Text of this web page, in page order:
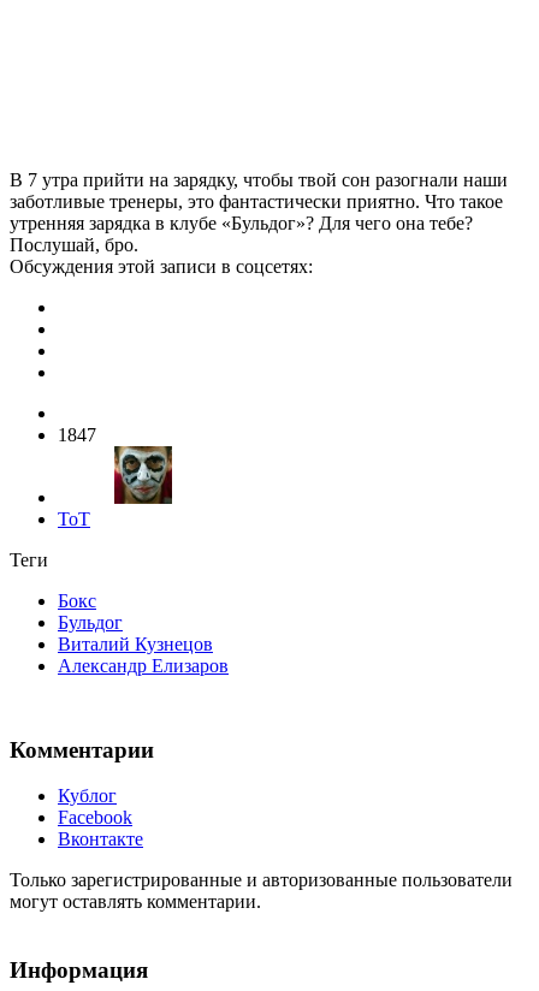
В 7 утра прийти на зарядку, чтобы твой сон разогнали наши
заботливые тренеры, это фантастически приятно. Что такое
утренняя зарядка в клубе «Бульдог»? Для чего она тебе?
Послушай, бро.
Обсуждения этой записи в соцсетях:
1847
ToT
Теги
Бокс
Бульдог
Виталий Кузнецов
Александр Елизаров
Комментарии
Кублог
Facebook
Вконтакте
Только зарегистрированные и авторизованные пользователи
могут оставлять комментарии.
Информация